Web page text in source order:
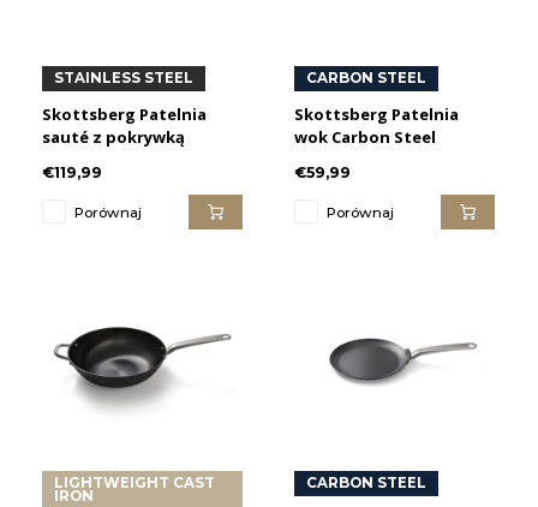
STAINLESS STEEL
Skottsberg Patelnia
sauté z pokrywką
€119,99
Porównaj
CARBON STEEL
Skottsberg Patelnia
wok Carbon Steel
€59,99
Porównaj
LIGHTWEIGHT CAST
IRON
CARBON STEEL